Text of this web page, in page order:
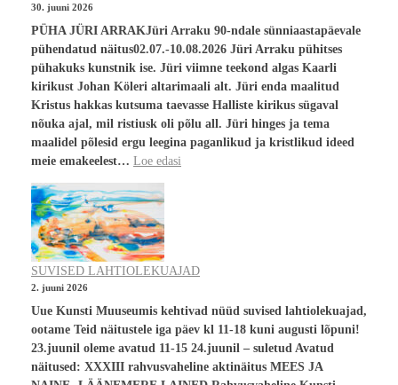
30. juuni 2026
PÜHA JÜRI ARRAKJüri Arraku 90-ndale sünniaastapäevale
pühendatud näitus02.07.-10.08.2026 Jüri Arraku pühitses
pühakuks kunstnik ise. Jüri viimne teekond algas Kaarli
kirikust Johan Köleri altarimaali alt. Jüri enda maalitud
Kristus hakkas kutsuma taevasse Halliste kirikus sügaval
nõuka ajal, mil ristiusk oli põlu all. Jüri hinges ja tema
maalidel põlesid ergu leegina paganlikud ja kristlikud ideed
meie emakeelest… Loe edasi
SUVISED LAHTIOLEKUAJAD
2. juuni 2026
Uue Kunsti Muuseumis kehtivad nüüd suvised lahtiolekuajad,
ootame Teid näitustele iga päev kl 11-18 kuni augusti lõpuni!
23.juunil oleme avatud 11-15 24.juunil – suletud Avatud
näitused: XXXIII rahvusvaheline aktinäitus MEES JA